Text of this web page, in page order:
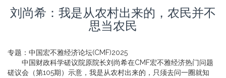
刘尚希：我是从农村出来的，农民并不
思当农民
专题：中国宏不雅经济论坛(CMF)2025
中国财政科学磋议院原院长刘尚希在CMF宏不雅经济热门问题
磋议会（第105期）示意，我是从农村出来的，只须去问一圈就知